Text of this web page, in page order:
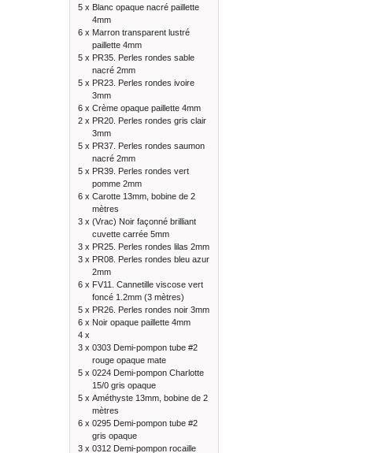
5 x Blanc opaque nacré paillette
4mm
6 x Marron transparent lustré
paillette 4mm
5 x PR35. Perles rondes sable
nacré 2mm
5 x PR23. Perles rondes ivoire
3mm
6 x Crème opaque paillette 4mm
2 x PR20. Perles rondes gris clair
3mm
5 x PR37. Perles rondes saumon
nacré 2mm
5 x PR39. Perles rondes vert
pomme 2mm
6 x Carotte 13mm, bobine de 2
mètres
3 x (Vrac) Noir façonné brilliant
cuvette carrée 5mm
3 x PR25. Perles rondes lilas 2mm
3 x PR08. Perles rondes bleu azur
2mm
6 x FV11. Cannetille viscose vert
foncé 1.2mm (3 mètres)
5 x PR26. Perles rondes noir 3mm
6 x Noir opaque paillette 4mm
4 x
3 x 0303 Demi-pompon tube #2
rouge opaque mate
5 x 0224 Demi-pompon Charlotte
15/0 gris opaque
5 x Améthyste 13mm, bobine de 2
mètres
6 x 0295 Demi-pompon tube #2
gris opaque
3 x 0312 Demi-pompon rocaille